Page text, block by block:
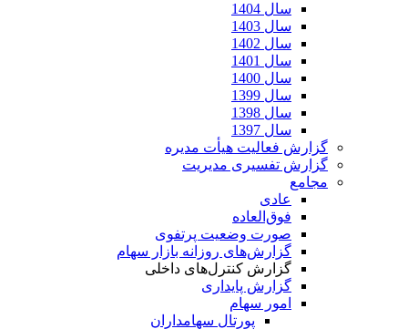
سال 1404
سال 1403
سال 1402
سال 1401
سال 1400
سال 1399
سال 1398
سال 1397
گزارش فعالیت هیأت مدیره
گزارش تفسیری مدیریت
مجامع
عادی
فوق‌العاده
صورت وضعیت پرتفوی
گزارش‌های روزانه بازار سهام
گزارش کنترل‌های داخلی
گزارش پایداری
امور سهام
پورتال سهامداران